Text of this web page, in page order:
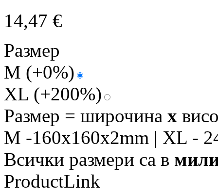
14,47 €
Размер
M (+0%)
XL (+200%)
Размер = широчина x
M -160x160x2mm | XL -
Всички размери са в
ProductLink